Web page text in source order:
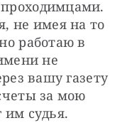
не имея на то
работаю в
не
вашу газету
за мою
им судья.